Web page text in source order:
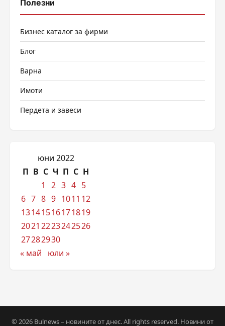
Полезни
Бизнес каталог за фирми
Блог
Варна
Имоти
Пердета и завеси
юни 2022
П В С Ч П С Н
1
2 3 4 5
6 7 8 9 1011 12
13141516171819
2021 2223242526
27282930
« май
юли »
© 2026 Bulnews – новините от днес. All rights reserved. Новини от